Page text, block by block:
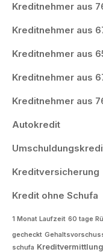
Kreditnehmer aus
Kreditnehmer aus
Kreditnehmer aus
Kreditnehmer aus
Kreditnehmer aus
Autokredit
Kreditversicherung
Kredit ohne Schufa
1 Monat Laufzeit 60 tage
gecheckt
schufa Kreditvermittlung